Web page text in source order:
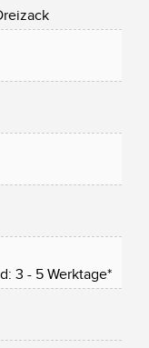
3 - 5 Werktage*